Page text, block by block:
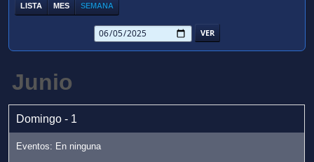
LISTA MES SEMANA
Junio
Domingo - 1